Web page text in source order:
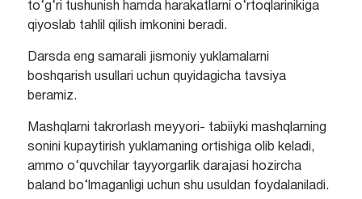
to‘g‘ri tushunish hamda harakatlarni o‘rtoqlarinikiga
qiyoslab tahlil qilish imkonini beradi.
Darsda eng samarali jismoniy yuklamalarni
boshqarish usullari uchun quyidagicha tavsiya
beramiz.
Mashqlarni takrorlash meyyori- tabiiyki mashqlarning
sonini kupaytirish yuklamaning ortishiga olib keladi,
ammo o‘quvchilar tayyorgarlik darajasi hozircha
baland bo‘lmaganligi uchun shu usuldan foydalaniladi.